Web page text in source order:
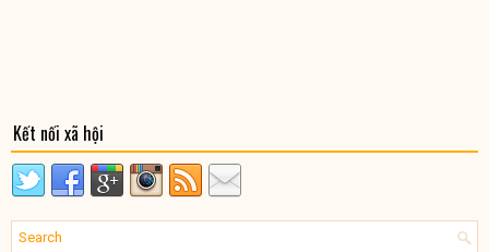
Kết nối xã hội